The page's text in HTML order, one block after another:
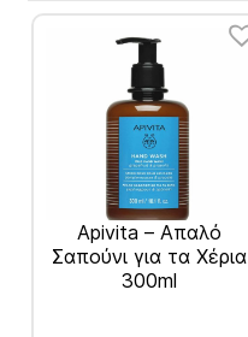
Apivita – Απαλό
Σαπούνι για τα Χέρια
300ml